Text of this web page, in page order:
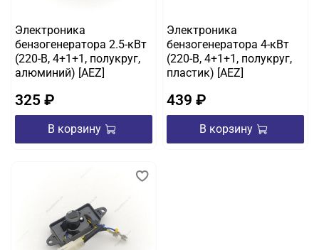
Электроника
бензогенератора 2.5-кВт
(220-B, 4+1+1, полукруг,
алюминий) [AEZ]
325 ₽
В корзину
Электроника
бензогенератора 4-кВт
(220-B, 4+1+1, полукруг,
пластик) [AEZ]
439 ₽
В корзину